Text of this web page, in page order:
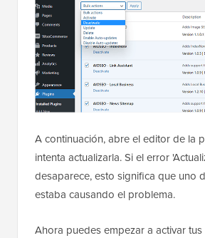
A continuación, abre el editor de la
intenta actualizarla. Si el error
desaparece, esto significa que uno
estaba causando el problema.
Ahora puedes empezar a activar